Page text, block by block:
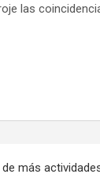
las
más